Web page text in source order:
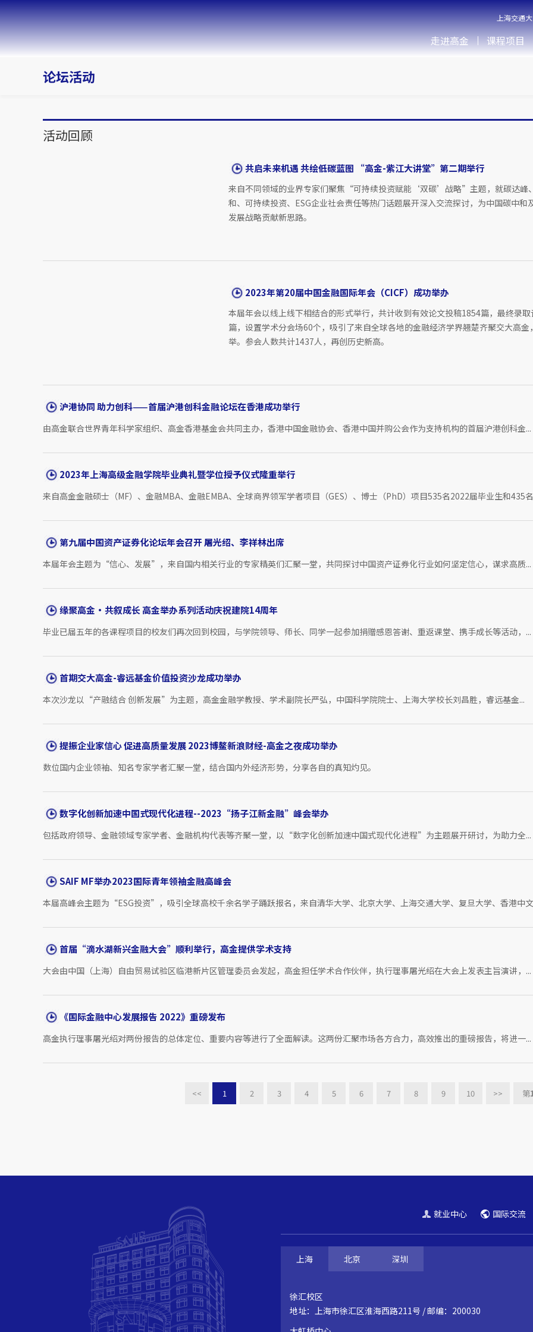
上海交通
走进高金 课程项目
论坛活动
活动回顾
共启未来机遇 共绘低碳蓝图 “高金-紫江大讲堂”第二期举行
来自不同领域的业界专家们聚焦“可持续投资赋能‘双碳’战略”主题，就碳达峰
和、可持续投资、ESG企业社会责任等热门话题展开深入交流探讨，为中国碳中和
发展战略贡献新思路。
2023年第20届中国金融国际年会（CICF）成功举办
本届年会以线上线下相结合的形式举行，共计收到有效论文投稿1854篇，最终录
篇，设置学术分会场60个，吸引了来自全球各地的金融经济学界翘楚齐聚交大高金
举。参会人数共计1437人，再创历史新高。
沪港协同 助力创科——首届沪港创科金融论坛在香港成功举行
由高金联合世界青年科学家组织、高金香港基金会共同主办，香港中国金融协会、香港中国并购公会作为支持机构的首届沪港创科金...
2023年上海高级金融学院毕业典礼暨学位授予仪式隆重举行
来自高金金融硕士（MF）、金融MBA、金融EMBA、全球商界领军学者项目（GES）、博士（PhD）项目535名2022届毕业生和435
第九届中国资产证券化论坛年会召开 屠光绍、李祥林出席
本届年会主题为“信心、发展”，来自国内相关行业的专家精英们汇聚一堂，共同探讨中国资产证券化行业如何坚定信心，谋求高质...
缘聚高金·共叙成长 高金举办系列活动庆祝建院14周年
毕业已届五年的各课程项目的校友们再次回到校园，与学院领导、师长、同学一起参加捐赠感恩答谢、重返课堂、携手成长等活动，...
首期交大高金-睿远基金价值投资沙龙成功举办
本次沙龙以“产融结合 创新发展”为主题，高金金融学教授、学术副院长严弘，中国科学院院士、上海大学校长刘昌胜，睿远基金...
提振企业家信心 促进高质量发展 2023博鳌新浪财经-高金之夜成功举办
数位国内企业领袖、知名专家学者汇聚一堂，结合国内外经济形势，分享各自的真知灼见。
数字化创新加速中国式现代化进程--2023“扬子江新金融”峰会举办
包括政府领导、金融领域专家学者、金融机构代表等齐聚一堂，以“数字化创新加速中国式现代化进程”为主题展开研讨，为助力全...
SAIF MF举办2023国际青年领袖金融高峰会
本届高峰会主题为“ESG投资”，吸引全球高校千余名学子踊跃报名，来自清华大学、北京大学、上海交通大学、复旦大学、香港中
首届“滴水湖新兴金融大会”顺利举行，高金提供学术支持
大会由中国（上海）自由贸易试验区临港新片区管理委员会发起，高金担任学术合作伙伴，执行理事屠光绍在大会上发表主旨演讲，...
《国际金融中心发展报告 2022》重磅发布
高金执行理事屠光绍对两份报告的总体定位、重要内容等进行了全面解读。这两份汇聚市场各方合力，高效推出的重磅报告，将进一...
<< 1 2 3 4 5 6 7 8 9 10 >> 第
就业中心 国际交流
上海 北京 深圳
徐汇校区
地址：上海市徐汇区淮海西路211号 / 邮编：200030